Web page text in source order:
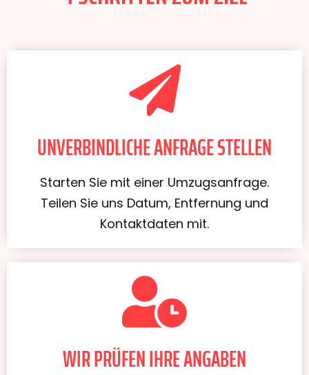
UNVERBINDLICHE ANFRAGE STELLEN
Starten Sie mit einer Umzugsanfrage.
Teilen Sie uns Datum, Entfernung und
Kontaktdaten mit.
WIR PRÜFEN IHRE ANGABEN